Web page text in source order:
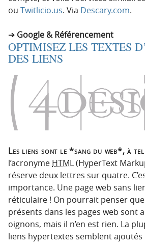
ou Twitlicio.us. Via Descary.com.
Google & Référencement
OPTIMISEZ LES TEXTES
DES LIENS
Les liens sont le *sang du web*, à
l’acronymeHTML(HyperText
réserve deux lettres sur quatre.
importance. Une page web sans
réticulaire ! On pourrait penser
présents dans les pages web sont
oignons, mais il n’en est rien. La
liens hypertextes semblent ajoutés